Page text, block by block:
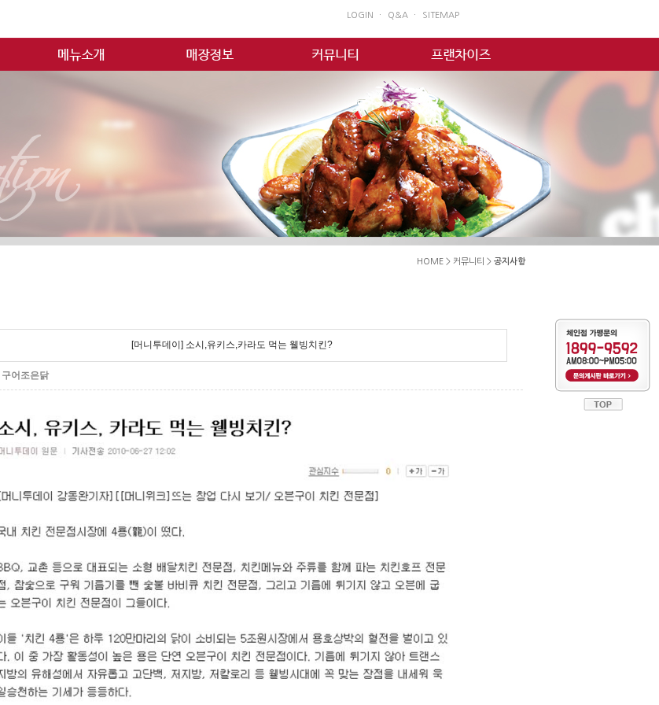
LOGIN ㆍ Q&A ㆍ SITEMAP
HOME > 커뮤니티 > 공지사항
[머니투데이] 소시,유키스,카라도 먹는 웰빙치킨?
구어조은닭